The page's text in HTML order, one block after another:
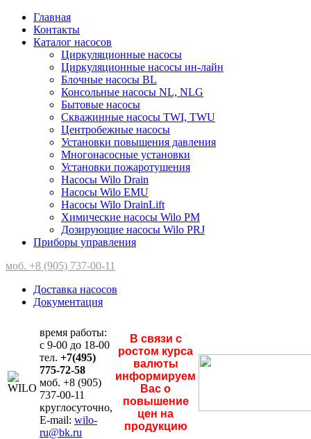
Главная
Контакты
Каталог насосов
Циркуляционные насосы
Циркуляционные насосы ин-лайн
Блочные насосы BL
Консольные насосы NL, NLG
Бытовые насосы
Скважинные насосы TWI, TWU
Центробежные насосы
Установки повышения давления
Многонасосные установки
Установки пожаротушения
Насосы Wilo Drain
Насосы Wilo EMU
Насосы Wilo DrainLift
Химические насосы Wilo PM
Дозирующие насосы Wilo PRJ
Приборы управления
моб. +8 (905) 737-00-11
Доставка насосов
Документация
время работы:
с 9-00 до 18-00
тел. +7(495)
775-72-58
моб. +8 (905)
737-00-11
круглосуточно,
E-mail: wilo-
ru@bk.ru
В связи с
ростом курса
валюты
информируем
Вас о
повышение
цен на
продукцию